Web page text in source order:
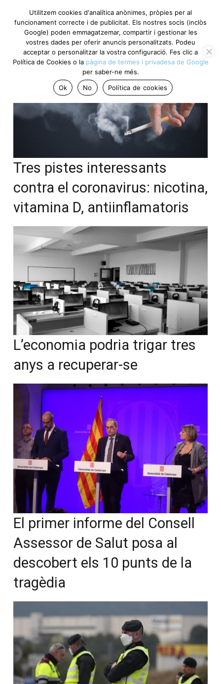
Tres pistes interessants
contra el coronavirus: nicotina,
vitamina D, antiinflamatoris
L’economia podria trigar tres
anys a recuperar-se
El primer informe del Consell
Assessor de Salut posa al
descobert els 10 punts de la
tragèdia
Utilitzem cookies d'analítica anònimes, pròpies per al
funcionament correcte i de publicitat. Els nostres socis (inclòs
Google) poden emmagatzemar, compartir i gestionar les
vostres dades per oferir anuncis personalitzats. Podeu
acceptar o personalitzar la vostra configuració. Fes clic a
Política de Cookies o la pàgina de termes i privadesa de Google
per saber-ne més.
Ok
No Política de cookies